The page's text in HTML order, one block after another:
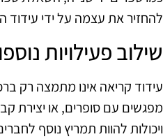
להחזיר את עצמה על ידי עידוד
שילוב פעילויות
עידוד קריאה אינו מתמצה רק
מפגשים עם סופרים, או יצירת
ויכולות להוות תמריץ נוסף